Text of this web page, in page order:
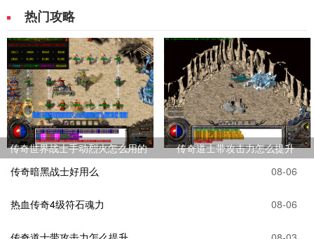
热门攻略
传奇世界战士手动烈火怎么用的
传奇道士带攻击力怎么提升
传奇暗黑战士好用么
08-06
热血传奇4级符石魂力 08-06